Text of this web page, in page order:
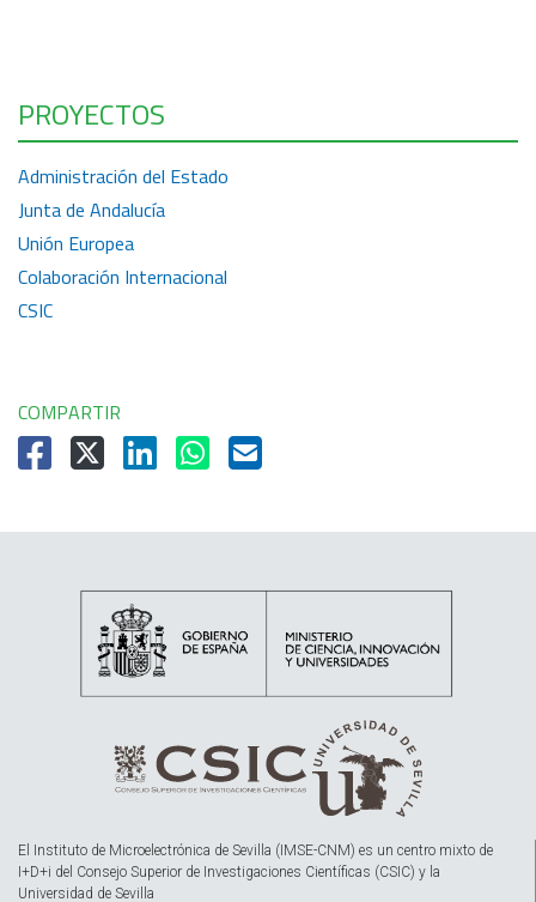
PROYECTOS
Administración del Estado
Junta de Andalucía
Unión Europea
Colaboración Internacional
CSIC
COMPARTIR
El Instituto de Microelectrónica de Sevilla (IMSE-CNM) es un centro mixto de
I+D+i del Consejo Superior de Investigaciones Científicas (CSIC) y la
Universidad de Sevilla